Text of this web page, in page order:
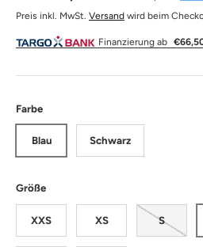
Preis inkl. MwSt. Versand wird beim
Finanzierung ab
Farbe
Blau Schwarz
Größe
XXS XS S